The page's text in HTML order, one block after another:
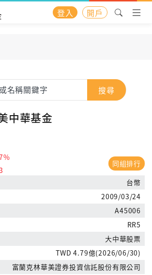
登入 開戶
搜尋
中華基金
同組排行
台幣
2009/03/24
A45006
RR5
大中華股票
TWD 4.79億(2026/06/30)
富蘭克林華美證券投資信託股份有限公司